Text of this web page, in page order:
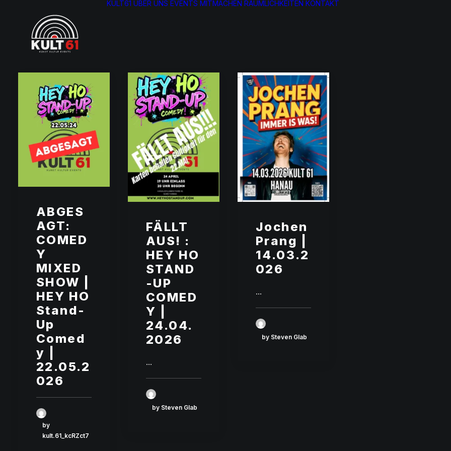
KULT61 ÜBER UNS EVENTS MITMACHEN RÄUMLICHKEITEN KONTAKT
ABGES
AGT:
COMED
Y
MIXED
SHOW |
HEY HO
Stand-
Up
Comed
y |
22.05.2
026
by
kult.61_kcRZct7
FÄLLT
AUS! :
HEY HO
STAND
-UP
COMED
Y |
24.04.
2026
…
by Steven Glab
Jochen
Prang |
14.03.2
026
…
by Steven Glab